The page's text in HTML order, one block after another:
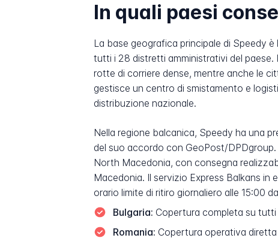
In quali paesi
La base geografica principale di Speedy
tutti i 28 distretti amministrativi del paese.
rotte di corriere dense, mentre anche le
gestisce un centro di smistamento e
distribuzione nazionale.
Nella regione balcanica, Speedy ha una
del suo accordo con GeoPost/
North Macedonia, con consegna
Macedonia. Il servizio Express Balkans
orario limite di ritiro giornaliero alle 15:00
Bulgaria: Copertura completa su tutti
Romania: Copertura operativa